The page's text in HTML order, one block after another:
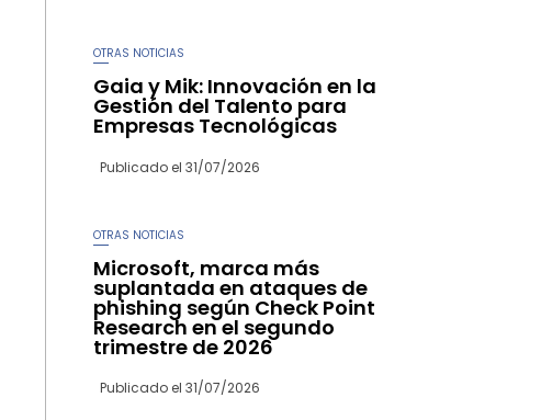
OTRAS NOTICIAS
Gaia y Mik: Innovación en la
Gestión del Talento para
Empresas Tecnológicas
Publicado el 31/07/2026
OTRAS NOTICIAS
Microsoft, marca más
suplantada en ataques de
phishing según Check Point
Research en el segundo
trimestre de 2026
Publicado el 31/07/2026